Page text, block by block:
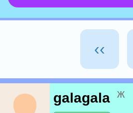
‹‹
galagala ж